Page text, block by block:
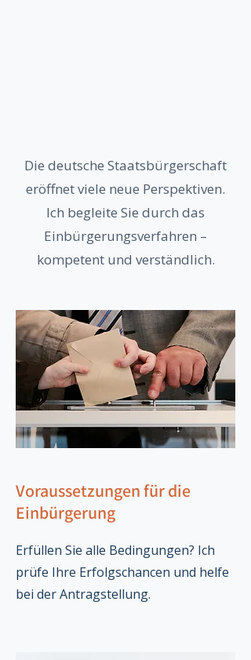
Die deutsche Staatsbürgerschaft
eröffnet viele neue Perspektiven.
Ich begleite Sie durch das
Einbürgerungsverfahren –
kompetent und verständlich.
Voraussetzungen für die
Einbürgerung
Erfüllen Sie alle Bedingungen? Ich
prüfe Ihre Erfolgschancen und helfe
bei der Antragstellung.